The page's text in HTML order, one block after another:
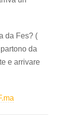
da Fes? (
da
e arrivare